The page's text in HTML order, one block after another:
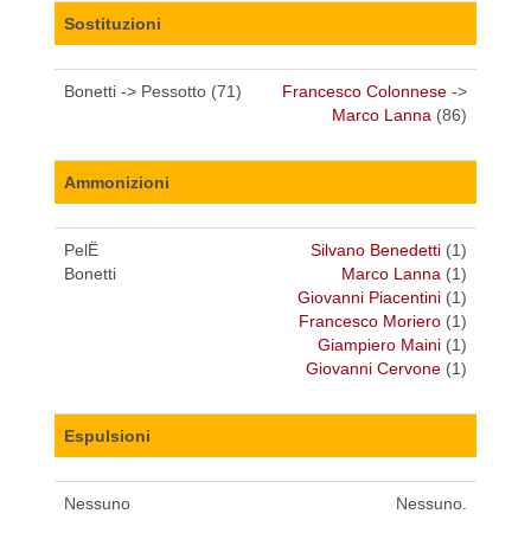
Sostituzioni
Bonetti -> Pessotto (71) Francesco Colonnese ->
Marco Lanna (86)
Ammonizioni
PelË
Bonetti
Silvano Benedetti (1)
Marco Lanna (1)
Giovanni Piacentini (1)
Francesco Moriero (1)
Giampiero Maini (1)
Giovanni Cervone (1)
Espulsioni
Nessuno Nessuno.